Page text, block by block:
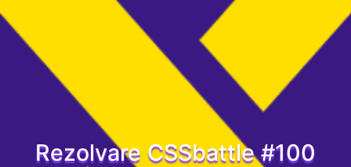
Rezolvare CSSbattle #100